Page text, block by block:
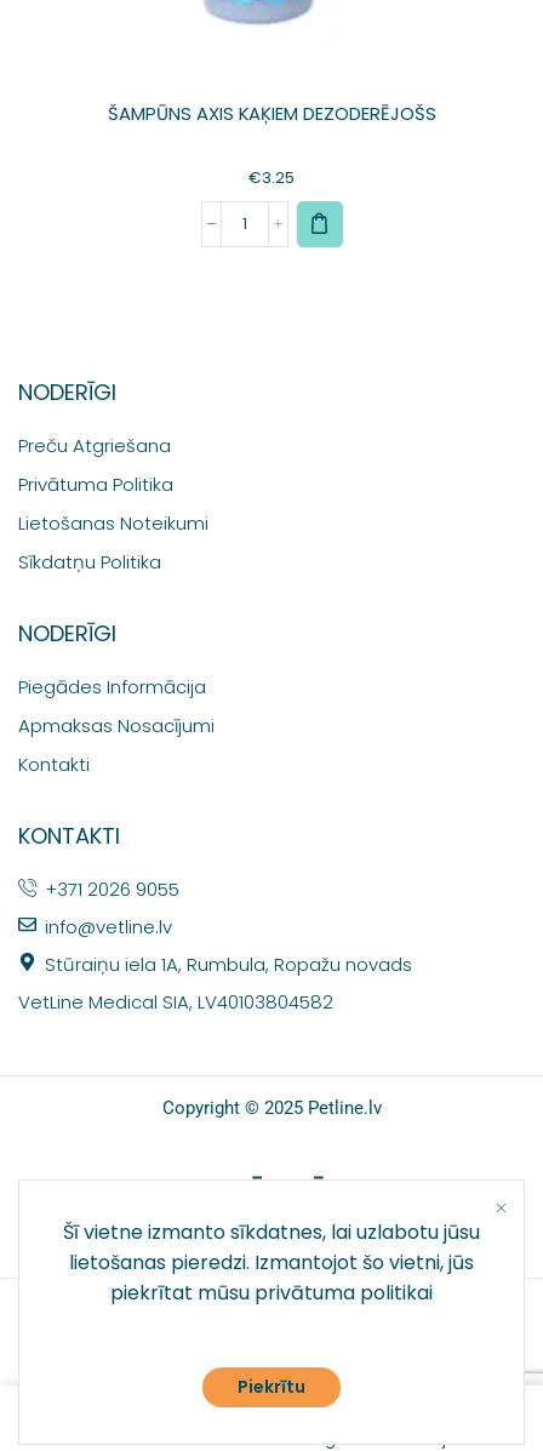
ŠAMPŪNS AXIS KAĶIEM DEZODERĒJOŠS
€3.25
Galvenā Veikals Pieslēgties Vēlmju saraksts
Šī vietne izmanto sīkdatnes, lai uzlabotu jūsu
lietošanas pieredzi. Izmantojot šo vietni, jūs
piekrītat mūsu privātuma politikai
Piekrītu
NODERĪGI
Preču Atgriešana
Privātuma Politika
Lietošanas Noteikumi
Sīkdatņu Politika
NODERĪGI
Piegādes Informācija
Apmaksas Nosacījumi
Kontakti
KONTAKTI
+371 2026 9055
info@vetline.lv
Stūraiņu iela 1A, Rumbula, Ropažu novads
VetLine Medical SIA, LV40103804582
Copyright © 2025 Petline.lv
SOCIĀLIE TĪKLI